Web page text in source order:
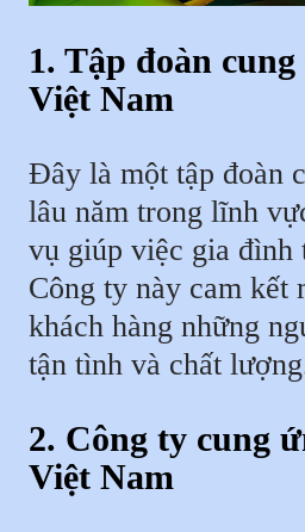
1. Tập đoàn
Việt Nam
Đây là một tập đoàn
lâu năm trong lĩnh
vụ giúp việc gia đình
Công ty này cam kết
khách hàng những
tận tình và chất
2. Công ty cung
Việt Nam